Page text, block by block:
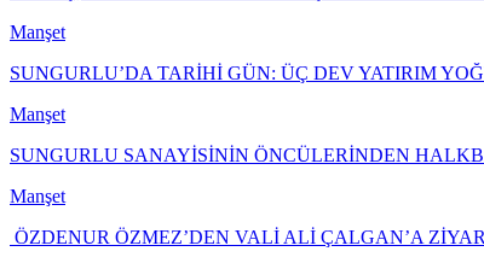
Manşet
SUNGURLU’DA TARİHİ GÜN: ÜÇ DEV YATIRIM
Manşet
SUNGURLU SANAYİSİNİN ÖNCÜLERİNDEN
Manşet
ÖZDENUR ÖZMEZ’DEN VALİ ALİ ÇALGAN’A